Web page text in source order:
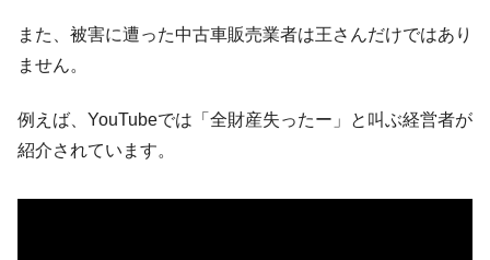
また、被害に遭った中古車販売業者は王さんだけではあり
ません。
例えば、YouTubeでは「全財産失ったー」と叫ぶ経営者が
紹介されています。